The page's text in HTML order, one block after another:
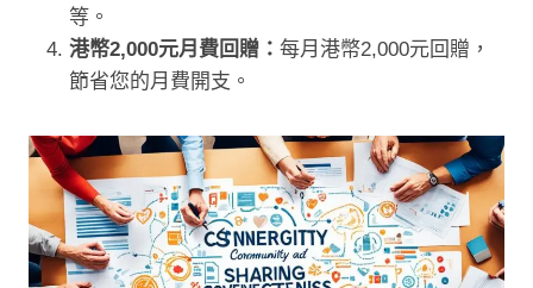
等。
港幣2,000元月費回贈： 每月港幣2,000元回贈，
節省您的月費開支。